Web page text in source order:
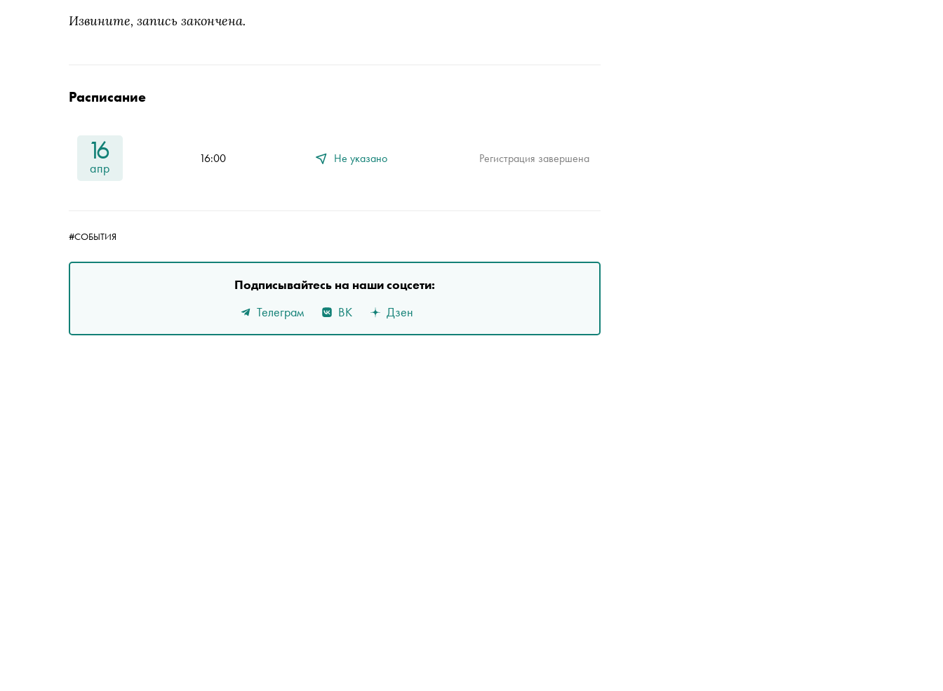
Извините, запись закончена.
Расписание
16
апр
16:00 Не указано Регистрация завершена
#СОБЫТИЯ
Подписывайтесь на наши соцсети:
Телеграм
ВК Дзен